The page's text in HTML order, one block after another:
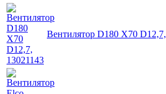
Вентилятор D180 X70